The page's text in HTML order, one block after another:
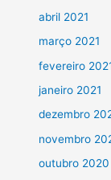
abril 2021
março 2021
fevereiro
janeiro 2021
dezembro
novembro
outubro 2020